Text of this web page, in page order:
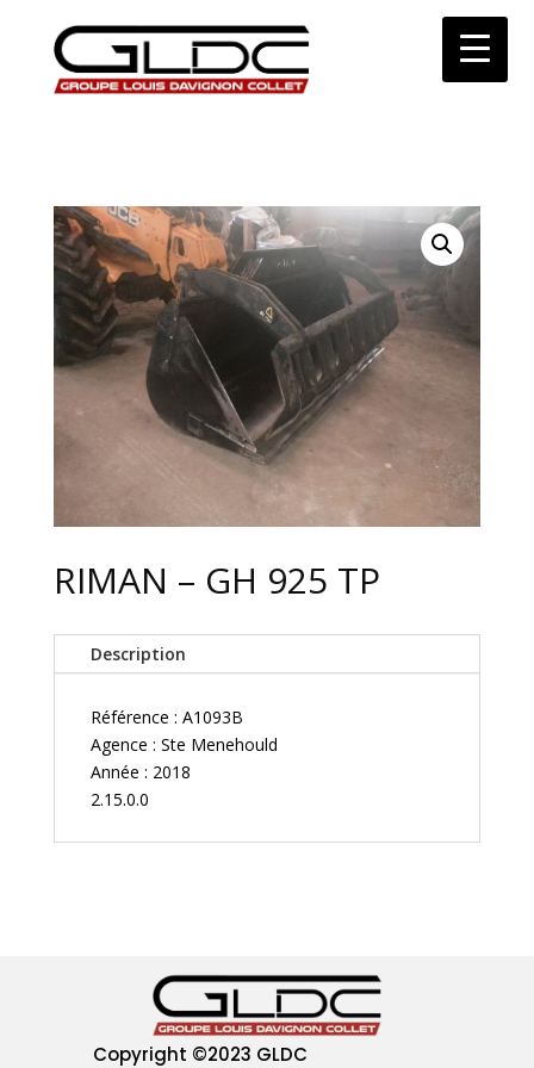
RIMAN – GH 925 TP
Description
Référence : A1093B
Agence : Ste Menehould
Année : 2018
2.15.0.0
Copyright ©2023 GLDC